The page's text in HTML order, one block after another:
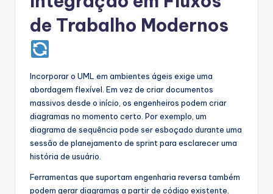
de Trabalho Modernos
Incorporar o UML em ambientes ágeis exige uma
abordagem flexível. Em vez de criar documentos
massivos desde o início, os engenheiros podem criar
diagramas no momento certo. Por exemplo, um
diagrama de sequência pode ser esboçado durante uma
sessão de planejamento de sprint para esclarecer uma
história de usuário.
Ferramentas que suportam engenharia reversa também
podem gerar diagramas a partir de código existente.